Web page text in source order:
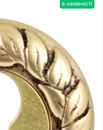
в наявності